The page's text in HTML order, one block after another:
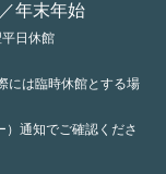
年末年始
日休館
には臨時休館とする場
）通知でご確認くださ